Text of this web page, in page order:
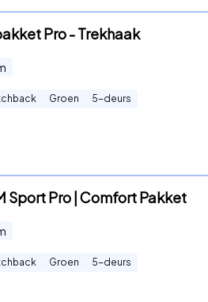
Pro - Trekhaak
Groen 5-deurs
Sport Pro | Comfort Pakket
Groen 5-deurs